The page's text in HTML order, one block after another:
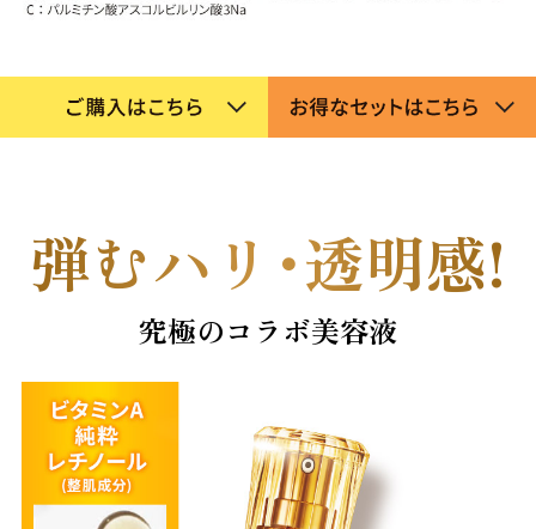
お悩みから探す
シワ 毛穴・キメ
お悩みから探す TOP
弾むハ リ・透明感!
究極のコラボ美容液